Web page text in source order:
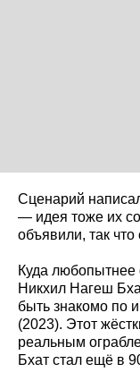
Сценарий
— идея тоже их
объявили, так что
Куда любопытнее
Никхил Нагеш
быть знакомо по
(2023). Этот
реальным
Бхат стал ещё в